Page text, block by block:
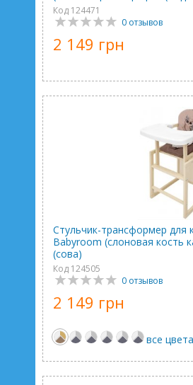
Код 124471
0 отзывов
2 149 грн
Стульчик-трансформер для
Babyroom (слоновая кость
(сова)
Код 124505
0 отзывов
2 149 грн
все цвета